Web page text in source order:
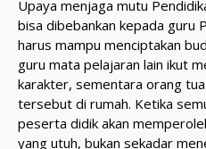
Upaya menjaga mutu
bisa dibebankan kepada guru
harus mampu menciptakan
guru mata pelajaran lain ikut
karakter, sementara orang
tersebut di rumah. Ketika
peserta didik akan
yang utuh, bukan sekadar